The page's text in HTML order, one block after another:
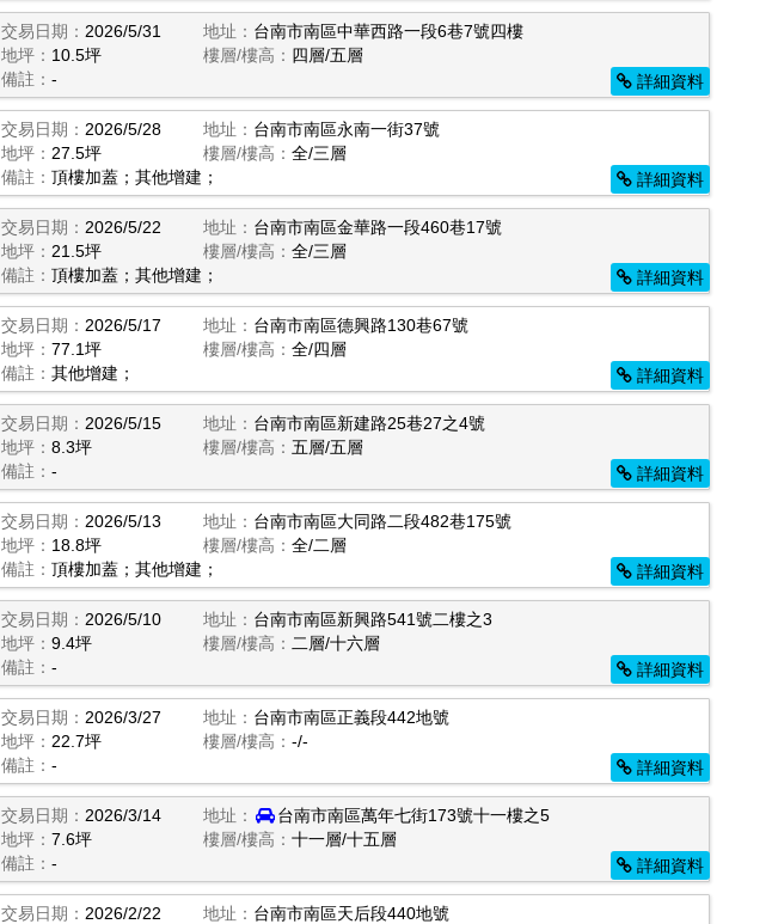
交易日期： 2026/5/31 地址： 台南市南區中華西路一段6巷7號四樓
地坪： 10.5坪 樓層/樓高： 四層/五層
備註： - 詳細資料
交易日期： 2026/5/28 地址： 台南市南區永南一街37號
地坪： 27.5坪 樓層/樓高： 全/三層
備註： 頂樓加蓋；其他增建； 詳細資料
交易日期： 2026/5/22 地址： 台南市南區金華路一段460巷17號
地坪： 21.5坪 樓層/樓高： 全/三層
備註： 頂樓加蓋；其他增建； 詳細資料
交易日期： 2026/5/17 地址： 台南市南區德興路130巷67號
地坪： 77.1坪 樓層/樓高： 全/四層
備註： 其他增建； 詳細資料
交易日期： 2026/5/15 地址： 台南市南區新建路25巷27之4號
地坪： 8.3坪 樓層/樓高： 五層/五層
備註： - 詳細資料
交易日期： 2026/5/13 地址： 台南市南區大同路二段482巷175號
地坪： 18.8坪 樓層/樓高： 全/二層
備註： 頂樓加蓋；其他增建； 詳細資料
交易日期： 2026/5/10 地址： 台南市南區新興路541號二樓之3
地坪： 9.4坪 樓層/樓高： 二層/十六層
備註： - 詳細資料
交易日期： 2026/3/27 地址： 台南市南區正義段442地號
地坪： 22.7坪 樓層/樓高： -/-
備註： - 詳細資料
交易日期： 2026/3/14 地址：
台南市南區萬年七街173號十一樓之5
地坪： 7.6坪 樓層/樓高： 十一層/十五層
備註： - 詳細資料
交易日期： 2026/2/22 地址： 台南市南區天后段440地號